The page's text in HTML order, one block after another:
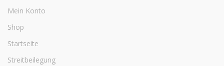
Mein Konto
Shop
Startseite
Streitbeilegung